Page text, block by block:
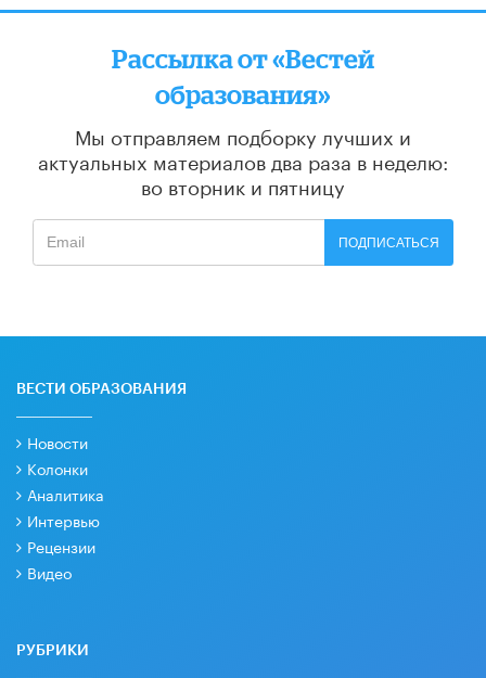
Рассылка от «Вестей
образования»
Мы отправляем подборку лучших и
актуальных материалов два раза в неделю:
во вторник и пятницу
ПОДПИСАТЬСЯ
ВЕСТИ ОБРАЗОВАНИЯ
Новости
Колонки
Аналитика
Интервью
Рецензии
Видео
РУБРИКИ